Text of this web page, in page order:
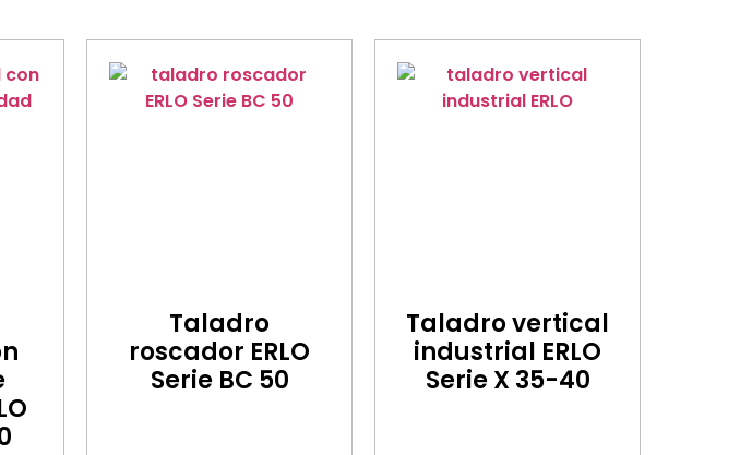
Taladro
roscador ERLO
Serie BC 50
Taladro vertical
industrial ERLO
Serie X 35-40